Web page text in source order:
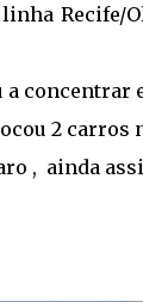
Recife/
a
2 carros
, ainda